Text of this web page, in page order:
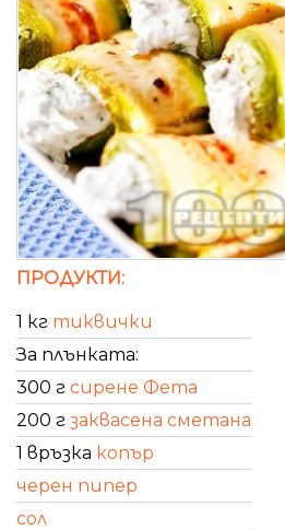
ПРОДУКТИ:
1 кг тиквички
За плънката:
300 г сирене Фета
200 г заквасена сметана
1 връзка копър
черен пипер
сол